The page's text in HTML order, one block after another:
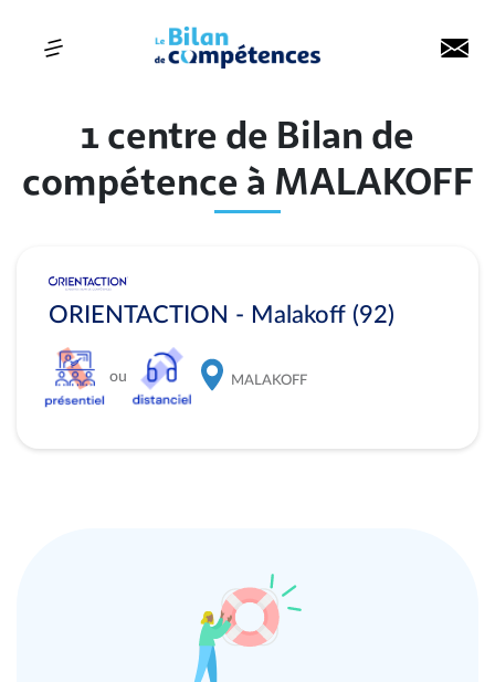
1 centre de Bilan de
compétence à MALAKOFF
ORIENTACTION - Malakoff (92)
ou MALAKOFF